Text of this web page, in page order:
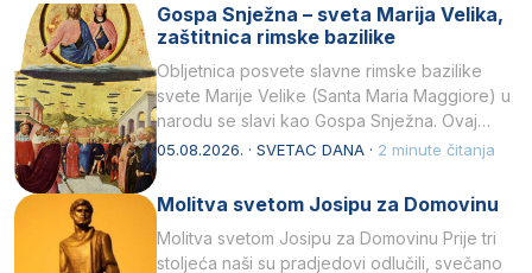
Gospa Snježna – sveta Marija Velika,
zaštitnica rimske bazilike
Obljetnica posvete slavne rimske bazilike
svete Marije Velike (Santa Maria Maggiore) u
narodu se slavi kao Gospa Snježna. Ovaj
naziv, Sancta Maria…
05.08.2026. · SVETAC DANA · 2 minute čitanja
Molitva svetom Josipu za Domovinu
Molitva svetom Josipu za Domovinu Prije tri
stoljeća naši su pradjedovi odlučili, svečano